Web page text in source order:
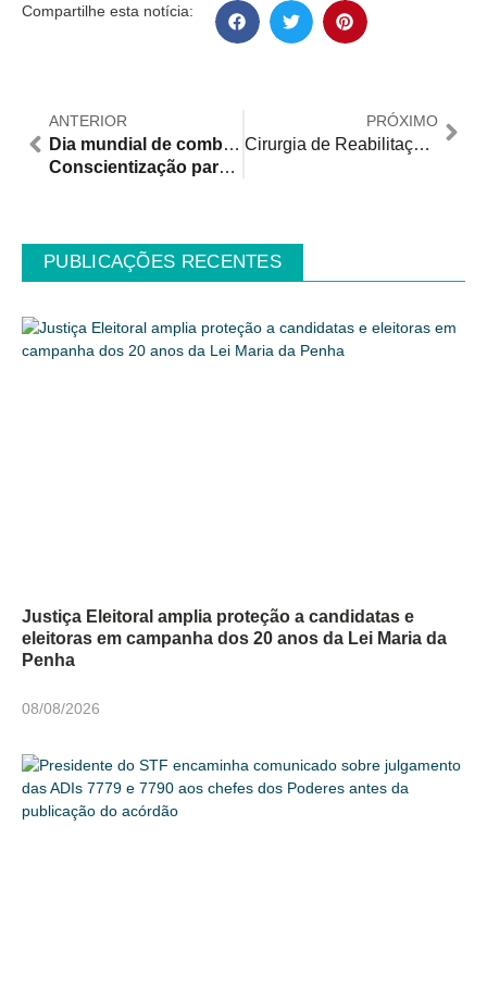
Compartilhe esta notícia:
ANTERIOR
Dia mundial de combate à hanseníase
Conscientização para combater o estigma
PRÓXIMO
Cirurgia de Reabilitação estética dos olhos cegos e inestéticos devolve a beleza da região periocular e a autoestima
PUBLICAÇÕES RECENTES
Justiça Eleitoral amplia proteção a candidatas e
eleitoras em campanha dos 20 anos da Lei Maria da
Penha
08/08/2026